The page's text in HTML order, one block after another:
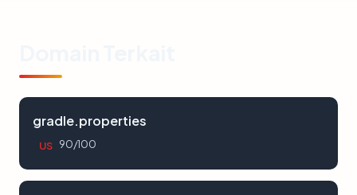
gradle.properties
US 90/100